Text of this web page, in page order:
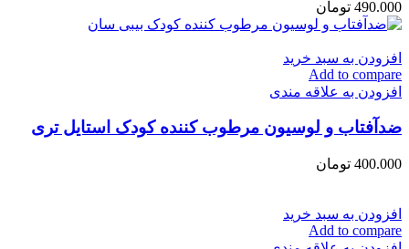
490.000 تومان
افزودن به سبد خرید
Add to compare
افزودن به علاقه مندی
ضدآفتاب و لوسیون مرطوب کننده کودک استایل تری
400.000 تومان
افزودن به سبد خرید
Add to compare